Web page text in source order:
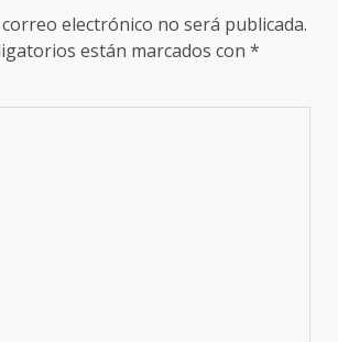
electrónico no será publicada.
están marcados con *